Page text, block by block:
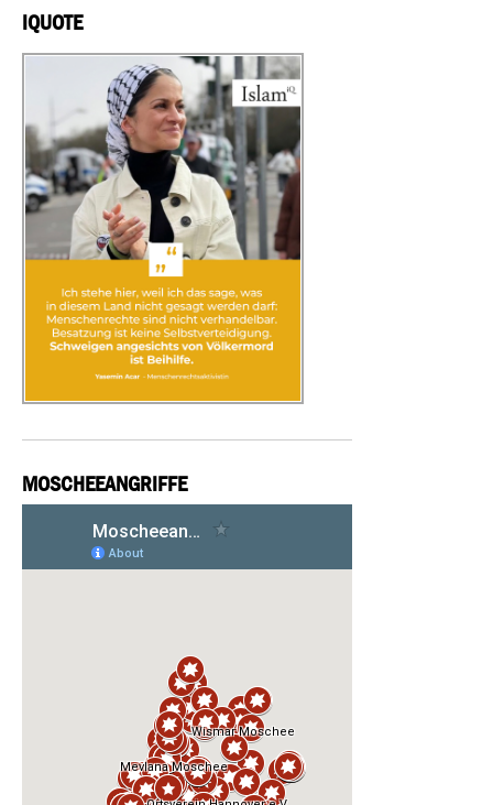
IQUOTE
MOSCHEEANGRIFFE